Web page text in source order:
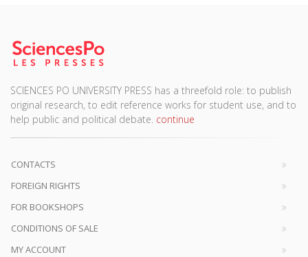
SCIENCES PO UNIVERSITY PRESS has a threefold role: to publish
original research, to edit reference works for student use, and to
help public and political debate. continue
CONTACTS
FOREIGN RIGHTS
FOR BOOKSHOPS
CONDITIONS OF SALE
MY ACCOUNT